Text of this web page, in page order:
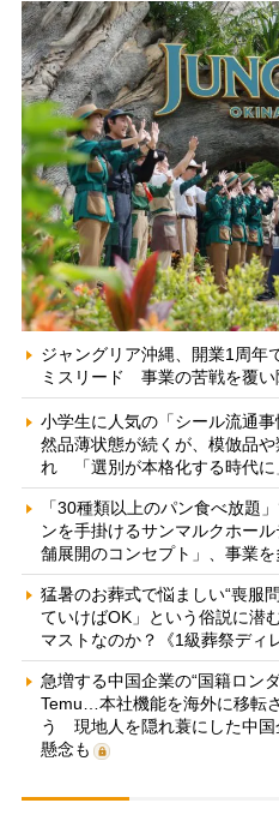
ジャングリア沖縄、開業1周年
ミスリード 事業の苦戦を覆い
小学生に人気の「シール流通
然品薄状態が続くが、模倣品
れ 「選別が本格化する時代に
「30種類以上のパン食べ放題
ンを手掛けるサンマルクホー
舗展開のコンセプト」、事業
猛暑のお葬式で悩ましい“喪服
ていけばOK」という俗説に潜
マストなのか？《1級葬祭ディ
急増する中国企業の“国籍ロン
Temu…本社機能を海外に移転
う 現地人を隠れ蓑にした中国
懸念も